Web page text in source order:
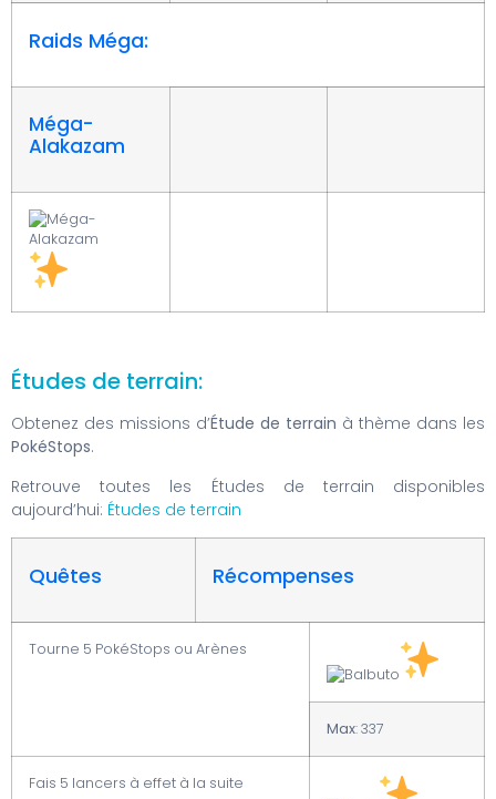
Raids Méga:
Méga-
Alakazam
Études de terrain:
Obtenez des missions d’Étude de terrain à thème dans les
PokéStops.
Retrouve toutes les Études de terrain disponibles
aujourd’hui: Études de terrain
Quêtes Récompenses
Tourne 5 PokéStops ou Arènes
Max: 337
Fais 5 lancers à effet à la suite